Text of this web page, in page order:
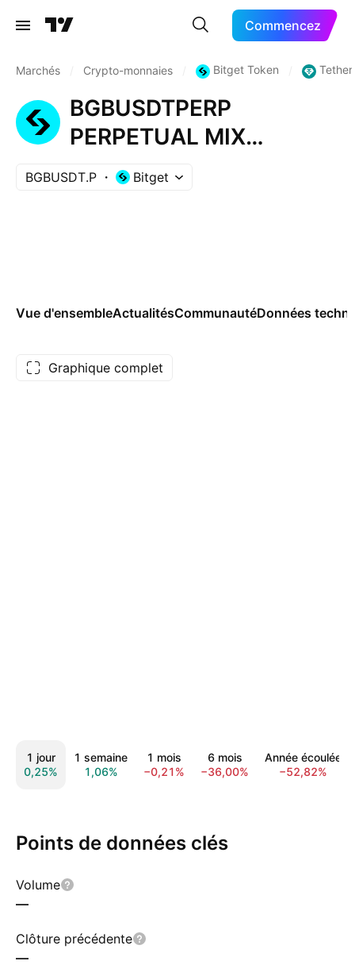
Commencez
Marchés Crypto-monnaies Bitget Token Tether
BGBUSDTPERP
PERPETUAL MIX
CONTRACT
BGBUSDT.P Bitget
Vue d'ensembleActualitésCommunautéDonnées
Graphique complet
1 jour
0,25%
1 semaine
1,06%
1 mois
−0,21%
6 mois
−36,00%
Année écoulée
−52,82%
Points de données clés
Volume
—
Clôture précédente
—